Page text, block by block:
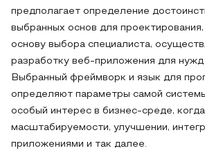
предполагает определение
выбранных основ для
основу выбора специалиста,
разработку веб-приложения для нужд
Выбранный фреймворк и язык для
определяют параметры самой
особый интерес в бизнес-среде,
масштабируемости, улучшении,
приложениями и так далее.